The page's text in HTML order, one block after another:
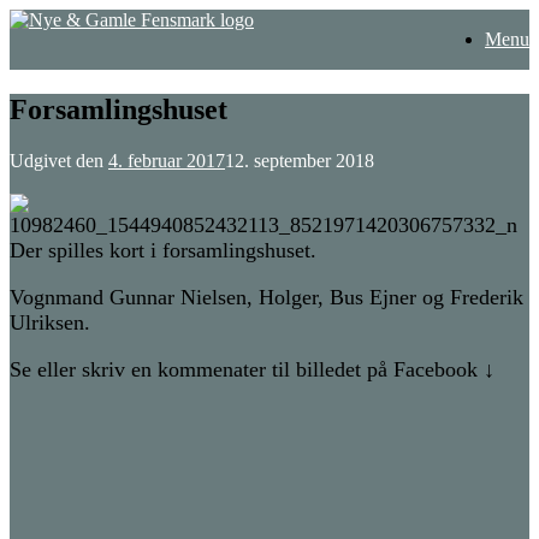
Gå
Menu
Forsamlingshuset
Udgivet den 4. februar 201712. september 2018
Der spilles kort i forsamlingshuset.
Vognmand Gunnar Nielsen, Holger, Bus Ejner og Frederik
Ulriksen.
Se eller skriv en kommenater til billedet på Facebook ↓